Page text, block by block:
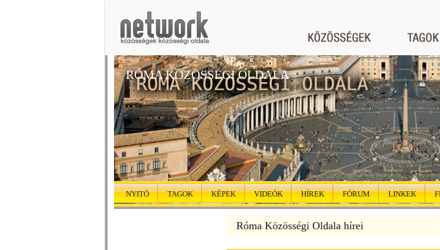
RÓMA KÖZÖSSÉGI OLDALA
NYITÓ TAGOK KÉPEK VIDEÓK HÍREK FÓRUM LINKEK
Róma Közösségi Oldala hírei